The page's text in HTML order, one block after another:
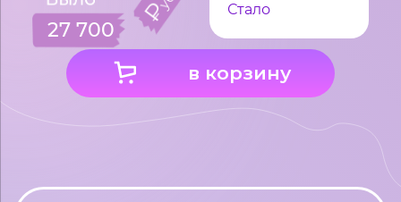
27 700
Стало
в корзину